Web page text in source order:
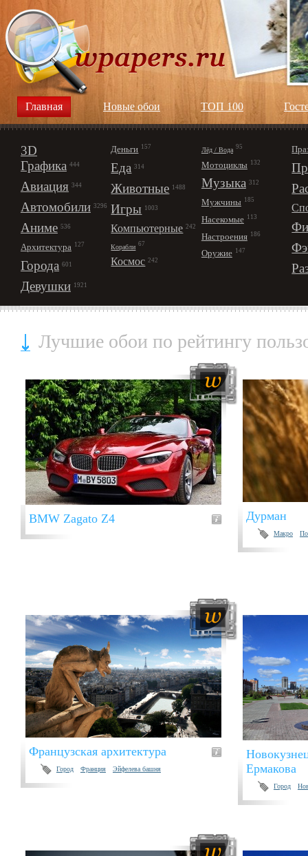
Главная Новые обои ТОП 100
3D
Графика 444
Авиация 344
Автомобили 3296
Аниме 536
Архитектура 127
Города 601
Девушки 1921
Деньги 157
Еда 314
Животные 1488
Игры 1003
Компьютерные 242
Корабли 67
Космос 242
Лёд / Вода 95
Мотоциклы 132
Музыка 312
Мужчины 185
Насекомые 113
Настроения 186
Оружие 147
Лучшие обои по рейтингу
BMW Zagato Z4 Дурман
Макро
Французская архитектура
Город Франция Эйфелева башня
Ермакова
Город